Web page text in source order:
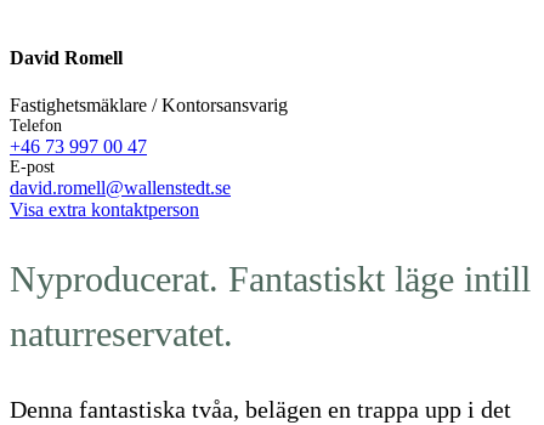
David Romell
Fastighetsmäklare / Kontorsansvarig
Telefon
+46 73 997 00 47
E-post
david.romell@wallenstedt.se
Visa extra kontaktperson
Nyproducerat. Fantastiskt läge intill
naturreservatet.
Denna fantastiska tvåa, belägen en trappa upp i det